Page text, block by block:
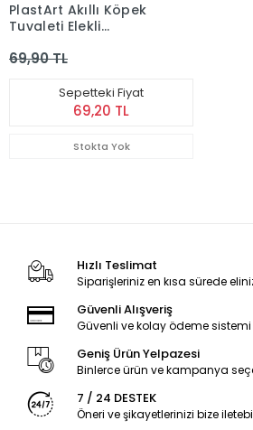
PlastArt Akıllı Köpek
Tuvaleti Elekli
69,90 TL
Sepetteki Fiyat
69,20 TL
Stokta Yok
Hızlı Teslimat
Siparişleriniz en kısa sürede
Güvenli Alışveriş
Güvenli ve kolay ödeme sistemi
Geniş Ürün Yelpazesi
Binlerce ürün ve kampanya
7 / 24 DESTEK
Öneri ve şikayetlerinizi bize